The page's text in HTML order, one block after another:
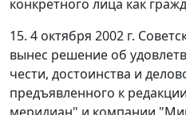
конкретного лица как
15. 4 октября 2002 г.
вынес решение об
чести, достоинства и
предъявленного к